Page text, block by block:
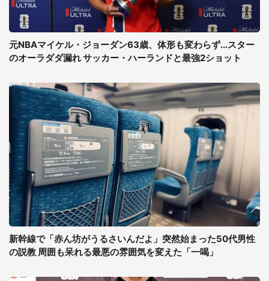
元NBAマイケル・ジョーダン63歳、体形も変わらず...スター
のオーラダダ漏れ サッカー・ハーランドと最強2ショット
新幹線で「赤ん坊がうるさいんだよ」突然始まった50代男性
の説教 周囲も呆れる最悪の雰囲気を変えた「一喝」